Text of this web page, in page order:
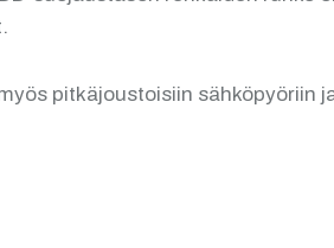
pitkäjoustoisiin sähköpyöriin